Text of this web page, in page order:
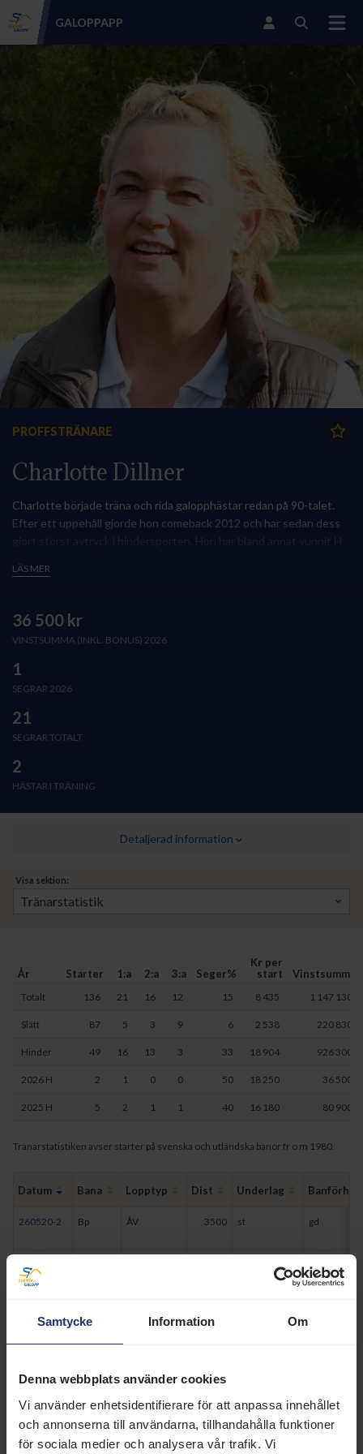
Samtycke Information Om
Denna webbplats använder cookies
Vi använder enhetsidentifierare för att anpassa innehållet
och annonserna till användarna, tillhandahålla funktioner
för sociala medier och analysera vår trafik. Vi
GALOPPAPP
PROFFSTRÄNARE
Charlotte Dillner
Charlotte började träna och rida galopphästar redan på 90-talet.
Efter ett uppehåll gjorde hon comeback 2012 och har sedan dess
Symphonias Wilmar.
LÄS MER
36 500 kr
VINSTSUMMA (INKL. BONUS) 2026
1
SEGRAR 2026
21
SEGRAR TOTALT
2
HÄSTAR I TRÄNING
Detaljerad information
Visa sektion:
År Starter 1:a 2:a 3:a Seger%
Kr per
start
Vinstsumma
Totalt 136 21 16 12 15 8 435 1 147 130
Slätt 87 5 3 9 6 2 538 220 830
Hinder 49 16 13 3 33 18 904 926 300
2026 H 2 1 0 0 50 18 250 36 500
2025 H 5 2 1 1 40 16 180 80 900
Tränarstatistiken avser starter på svenska och utländska banor fr o m 1980.
Datum Bana Lopptyp Dist Underlag Banförh
260520-2 Bp ÅV 3500 st gd
260506-2 gd
250831-8 3200 hä